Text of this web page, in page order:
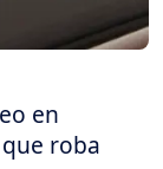
en
roba